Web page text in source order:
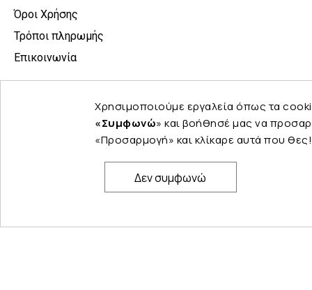
Όροι Χρήσης
Τρόποι πληρωμής
Επικοινωνία
Χρησιμοποιούμε εργαλεία όπως τα
«Συμφωνώ» και βοήθησέ μας να
«Προσαρμογή» και κλίκαρε αυτά που θες!
Δεν συμφωνώ